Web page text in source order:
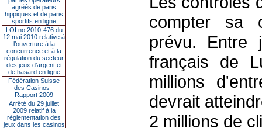
agréés de paris
hippiques et de paris
sportifs en ligne
LOI no 2010-476 du
12 mai 2010 relative à
l’ouverture à la
concurrence et à la
régulation du secteur
des jeux d’argent et
de hasard en ligne
Fédération Suisse
des Casinos -
Rapport 2009
Arrêté du 29 juillet
2009 relatif à la
réglementation des
jeux dans les casinos
compter sa
prévu. Entre
français de
millions
devrait
2 millions de